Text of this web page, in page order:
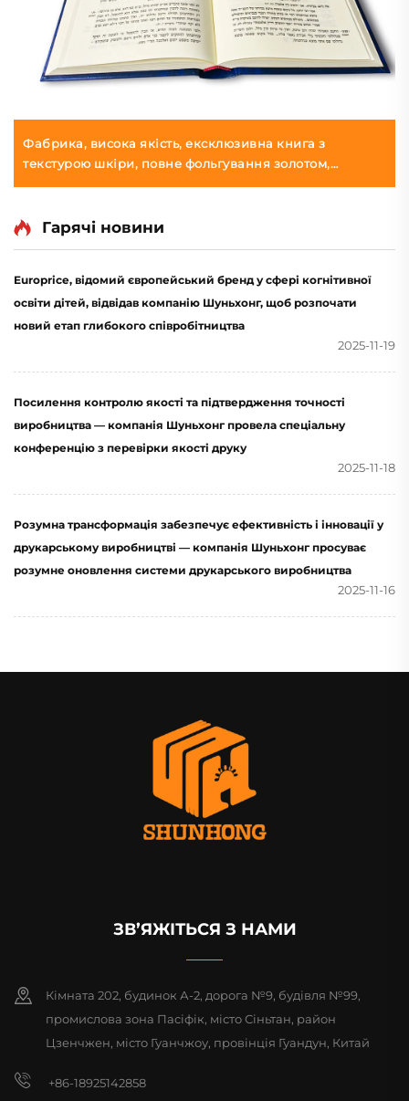
Фабрика, висока якість, ексклюзивна книга з
текстурою шкіри, повне фольгування золотом,
Гарячі новини
Europrice, відомий європейський бренд у сфері когнітивної
освіти дітей, відвідав компанію Шуньхонг, щоб розпочати
новий етап глибокого співробітництва
2025-11-19
Посилення контролю якості та підтвердження точності
виробництва — компанія Шуньхонг провела спеціальну
конференцію з перевірки якості друку
2025-11-18
Розумна трансформація забезпечує ефективність і інновації у
друкарському виробництві — компанія Шуньхонг просуває
розумне оновлення системи друкарського виробництва
2025-11-16
ЗВ’ЯЖІТЬСЯ З НАМИ
Кімната 202, будинок А-2, дорога №9, будівля №99,
промислова зона Пасіфік, місто Сіньтан, район
Цзенчжен, місто Гуанчжоу, провінція Гуандун, Китай
+86-18925142858